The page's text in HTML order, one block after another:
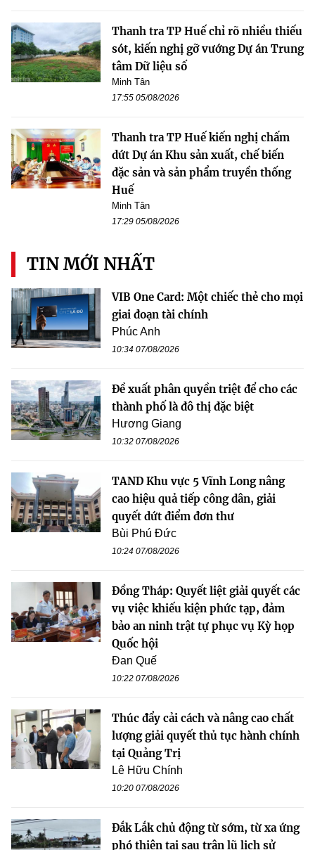
Thanh tra TP Huế chỉ rõ nhiều thiếu
sót, kiến nghị gỡ vướng Dự án Trung
tâm Dữ liệu số
Minh Tân
17:55 05/08/2026
Thanh tra TP Huế kiến nghị chấm
dứt Dự án Khu sản xuất, chế biến
đặc sản và sản phẩm truyền thống
Huế
Minh Tân
17:29 05/08/2026
TIN MỚI NHẤT
VIB One Card: Một chiếc thẻ cho mọi
giai đoạn tài chính
Phúc Anh
10:34 07/08/2026
Đề xuất phân quyền triệt để cho các
thành phố là đô thị đặc biệt
Hương Giang
10:32 07/08/2026
TAND Khu vực 5 Vĩnh Long nâng
cao hiệu quả tiếp công dân, giải
quyết dứt điểm đơn thư
Bùi Phú Đức
10:24 07/08/2026
Đồng Tháp: Quyết liệt giải quyết các
vụ việc khiếu kiện phức tạp, đảm
bảo an ninh trật tự phục vụ Kỳ họp
Quốc hội
Đan Quế
10:22 07/08/2026
Thúc đẩy cải cách và nâng cao chất
lượng giải quyết thủ tục hành chính
tại Quảng Trị
Lê Hữu Chính
10:20 07/08/2026
Đắk Lắk chủ động từ sớm, từ xa ứng
phó thiên tai sau trận lũ lịch sử